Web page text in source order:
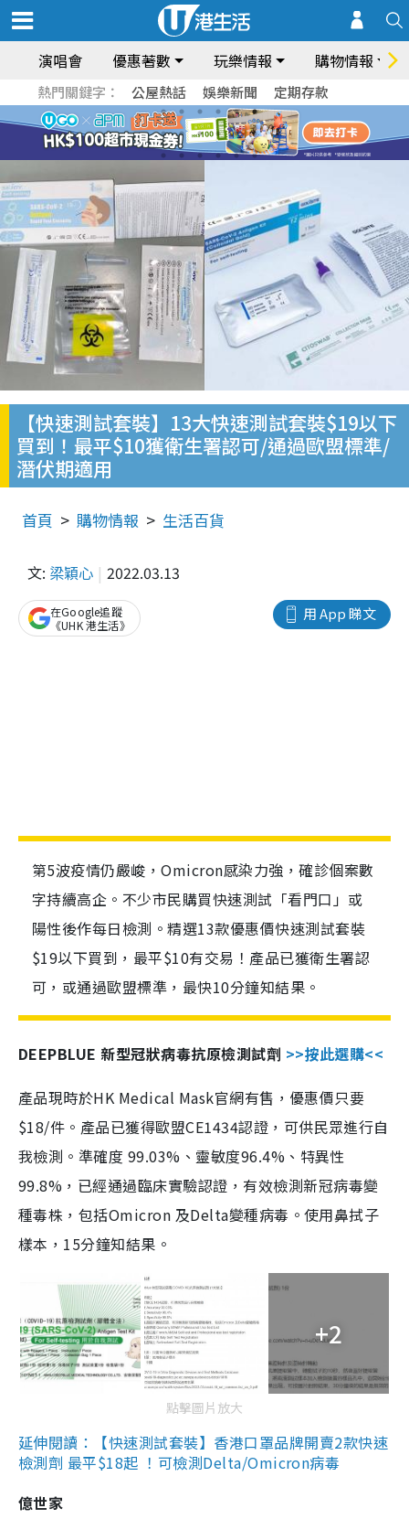
演唱會 優惠著數 玩樂情報 購物情報
熱門關鍵字： 公屋熱話 娛樂新聞 定期存款
【快速測試套裝】13大快速測試套裝$19以下
買到！最平$10獲衛生署認可/通過歐盟標準/
潛伏期適用
首頁 購物情報 生活百貨
文: 梁穎心 2022.03.13
用 App 睇文
在Google追蹤
《UHK 港生活》
第5波疫情仍嚴峻，Omicron感染力強，確診個案數
字持續高企。不少市民購買快速測試「看門口」或
陽性後作每日檢測。精選13款優惠價快速測試套裝
$19以下買到，最平$10有交易！產品已獲衛生署認
可，或通過歐盟標準，最快10分鐘知結果。
DEEPBLUE 新型冠狀病毒抗原檢測試劑 >>按此選購<<
產品現時於HK Medical Mask官網有售，優惠價只要
$18/件。產品已獲得歐盟CE1434認證，可供民眾進行自
我檢測。準確度 99.03%、靈敏度96.4%、特異性
99.8%，已經通過臨床實驗認證，有效檢測新冠病毒變
種毒株，包括Omicron 及Delta變種病毒。使用鼻拭子
樣本，15分鐘知結果。
+2
點擊圖片放大
延伸閱讀：【快速測試套裝】香港口罩品牌開賣2款快速
檢測劑 最平$18起 ！可檢測Delta/Omicron病毒
億世家